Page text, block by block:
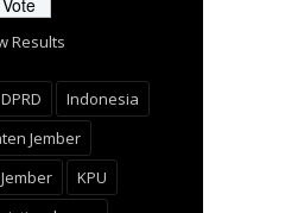
Results
DPRD
Indonesia
Jember
KPU